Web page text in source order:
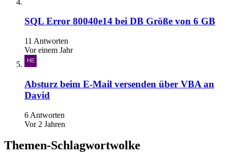
SQL Error 80040e14 bei DB Größe von 6 GB
11 Antworten
Vor einem Jahr
Absturz beim E-Mail versenden über VBA an
David
6 Antworten
Vor 2 Jahren
Themen-Schlagwortwolke